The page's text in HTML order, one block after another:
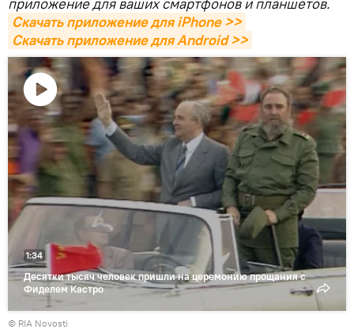
Скачать приложение для iPhone >>
Скачать приложение для Android >>
Воспроизвести
видео
Десятки тысяч человек пришли на церемонию прощания с
Фиделем Кастро
1:34
© RIA Novosti